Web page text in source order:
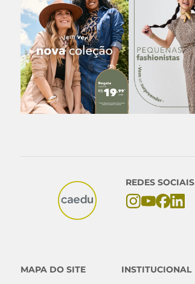
REDES SOCIAIS
MAPA DO SITE INSTITUCIONAL